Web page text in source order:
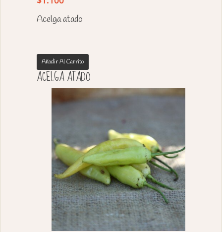
Acelga atado
Añadir Al Carrito
ACELGA ATADO